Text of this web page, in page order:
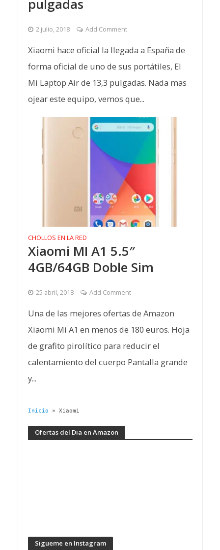
pulgadas
2 julio, 2018 Add Comment
Xiaomi hace oficial la llegada a España de
forma oficial de uno de sus portátiles, El
Mi Laptop Air de 13,3 pulgadas. Nada mas
ojear este equipo, vemos que...
CHOLLOS EN LA RED
Xiaomi MI A1 5.5″
4GB/64GB Doble Sim
25 abril, 2018 Add Comment
Una de las mejores ofertas de Amazon
Xiaomi Mi A1 en menos de 180 euros. Hoja
de grafito pirolítico para reducir el
calentamiento del cuerpo Pantalla grande
y...
Inicio » Xiaomi
Ofertas del Dia en Amazon
Sigueme en Instagram